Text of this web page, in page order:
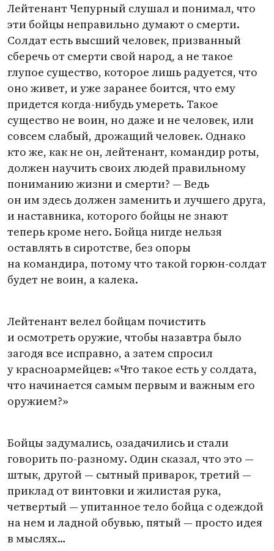
Лейтенант Чепурный слушал и понимал, что
эти бойцы неправильно думают о смерти.
Солдат есть высший человек, призванный
сберечь от смерти свой народ, а не такое
глупое существо, которое лишь радуется, что
оно живет, и уже заранее боится, что ему
придется когда-нибудь умереть. Такое
существо не воин, но даже и не человек, или
совсем слабый, дрожащий человек. Однако
кто же, как не он, лейтенант, командир роты,
должен научить своих людей правильному
пониманию жизни и смерти? — Ведь
он им здесь должен заменить и лучшего друга,
и наставника, которого бойцы не знают
теперь кроме него. Бойца нигде нельзя
оставлять в сиротстве, без опоры
на командира, потому что такой горюн-солдат
будет не воин, а калека.
Лейтенант велел бойцам почистить
и осмотреть оружие, чтобы назавтра было
загодя все исправно, а затем спросил
у красноармейцев: «Что такое есть у солдата,
что начинается самым первым и важным его
оружием?»
Бойцы задумались, озадачились и стали
говорить по-разному. Один сказал, что это —
штык, другой — сытный приварок, третий —
приклад от винтовки и жилистая рука,
четвертый — упитанное тело бойца с одеждой
на нем и ладной обувью, пятый — просто идея
в мыслях…